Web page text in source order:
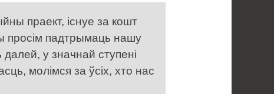
праект, існуе за кошт
просім падтрымаць нашу
у значнай ступені
молімся за ўсіх, хто нас